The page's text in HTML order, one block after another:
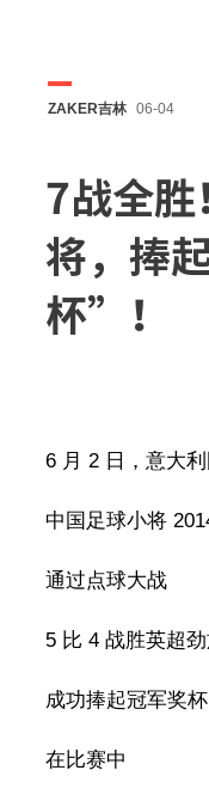
ZAKER吉林 06-04
7战全胜
将，捧
杯”！
6 月 2 日，意大
中国足球小将
通过点球大战
5 比 4 战胜英超
成功捧起冠军奖杯
在比赛中